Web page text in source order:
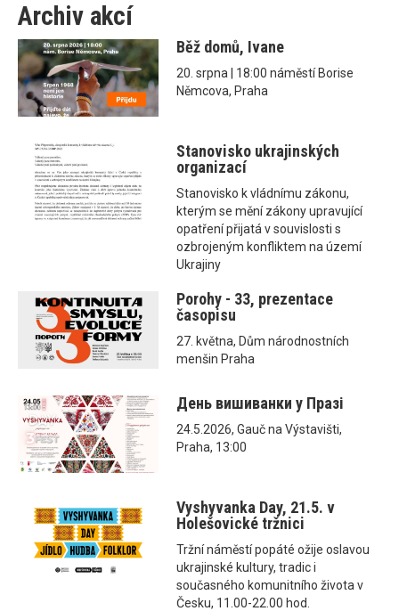
Archiv akcí
Běž domů, Ivane
20. srpna | 18:00 náměstí Borise
Němcova, Praha
Stanovisko ukrajinských
organizací
Stanovisko k vládnímu zákonu,
kterým se mění zákony upravující
opatření přijatá v souvislosti s
ozbrojeným konfliktem na území
Ukrajiny
Porohy - 33, prezentace
časopisu
27. května, Dům národnostních
menšin Praha
День вишиванки у Празі
24.5.2026, Gauč na Výstavišti,
Praha, 13:00
Vyshyvanka Day, 21.5. v
Holešovické tržnici
Tržní náměstí popáté ožije oslavou
ukrajinské kultury, tradic i
současného komunitního života v
Česku, 11.00-22.00 hod.